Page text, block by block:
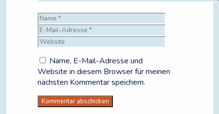
Name
Mail-
Adresse
Name, E-Mail-Adresse und
Website in diesem Browser für meinen
nächsten Kommentar speichern.